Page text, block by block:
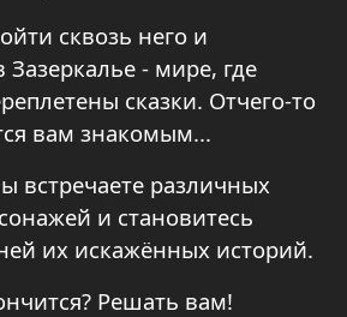
сквозь него и
Зазеркалье - мире, где
сказки. Отчего-то
вам знакомым...
встречаете различных
и становитесь
их искажённых историй.
Решать вам!